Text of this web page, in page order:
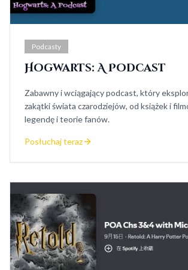
Podcasty
Hogwarts: A Podcast
Zabawny i wciągający podcast, który
zakątki świata czarodziejów, od książek i
legendę i teorie fanów.
Posłuchaj teraz